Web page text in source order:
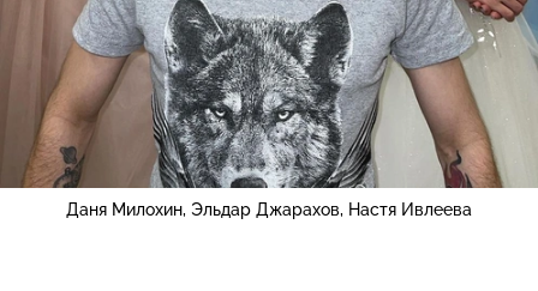
Даня Милохин, Эльдар Джарахов, Настя Ивлеева